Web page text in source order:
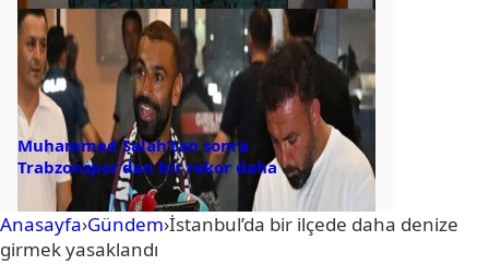
Muhammed Salah’tan sonra
Trabzonspor’dan bir rekor daha
Anasayfa›Gündem›İstanbul’da bir ilçede daha denize
girmek yasaklandı